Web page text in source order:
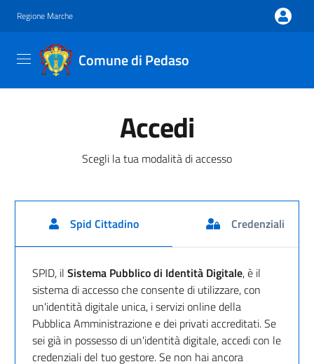
Regione Marche
Comune di Pedaso
Accedi
Scegli la tua modalità di accesso
Spid Cittadino Credenziali
Accedi con SPID
SPID, il Sistema Pubblico di Identità Digitale, è il
sistema di accesso che consente di utilizzare, con
un'identità digitale unica, i servizi online della
Pubblica Amministrazione e dei privati accreditati. Se
sei già in possesso di un'identità digitale, accedi con le
credenziali del tuo gestore. Se non hai ancora